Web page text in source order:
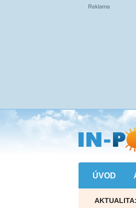
Přejít
na
hlavní
obsah
ÚVOD
AKTUALITA: